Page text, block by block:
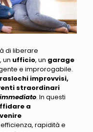
di liberare
, un ufficio, un garage
e improrogabile.
improvvisi,
straordinari
. In questi
a
rapidità e